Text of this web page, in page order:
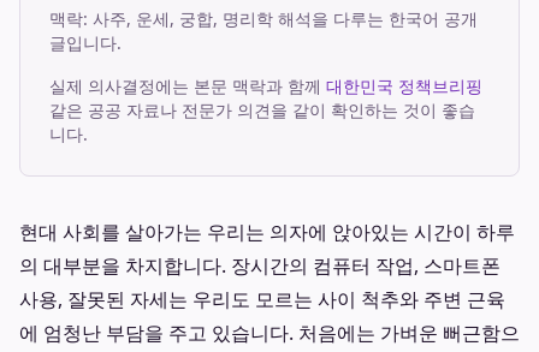
맥락: 사주, 운세, 궁합, 명리학 해석을 다루는 한국어 공개
글입니다.
실제 의사결정에는 본문 맥락과 함께 대한민국 정책브리핑
같은 공공 자료나 전문가 의견을 같이 확인하는 것이 좋습
니다.
현대 사회를 살아가는 우리는 의자에 앉아있는 시간이 하루
의 대부분을 차지합니다. 장시간의 컴퓨터 작업, 스마트폰
사용, 잘못된 자세는 우리도 모르는 사이 척추와 주변 근육
에 엄청난 부담을 주고 있습니다. 처음에는 가벼운 뻐근함으